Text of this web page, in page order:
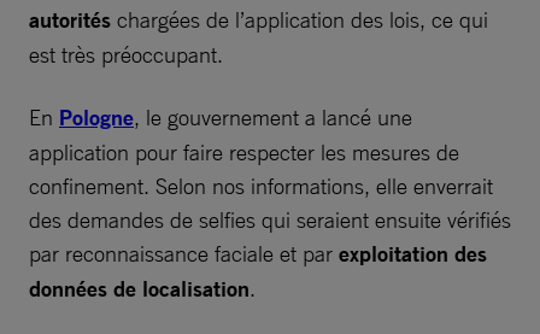
autorités chargées de l’application des lois, ce qui
est très préoccupant.
En Pologne, le gouvernement a lancé une
application pour faire respecter les mesures de
confinement. Selon nos informations, elle enverrait
des demandes de selfies qui seraient ensuite vérifiés
par reconnaissance faciale et par exploitation des
données de localisation.